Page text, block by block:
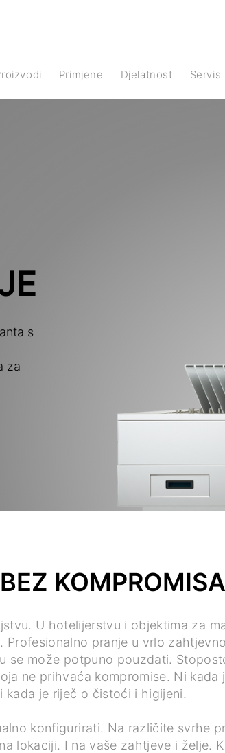
Proizvodi Primjene Djelatnost Servis
s
za
U hotelijerstvu i objektima za
Profesionalno pranje u vrlo
se može potpuno pouzdati.
ne prihvaća kompromise. Ni kada
kada je riječ o čistoći i higijeni.
konfigurirati. Na različite svrhe
lokaciji. I na vaše zahtjeve i želje.